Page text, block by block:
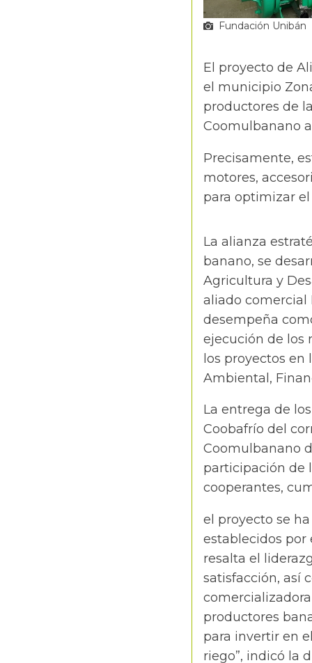
Fundación Unibán
El proyecto de
el municipio
productores de
Coomulbanano
Precisamente,
motores,
para optimizar
La alianza
banano, se
Agricultura y
aliado comercial
desempeña
ejecución de los
los proyectos en
Ambiental,
La entrega de
Coobafrío del
Coomulbanano
participación de
cooperantes,
el proyecto se
establecidos por
resalta el
satisfacción, así
productores
para invertir en
riego”, indicó la